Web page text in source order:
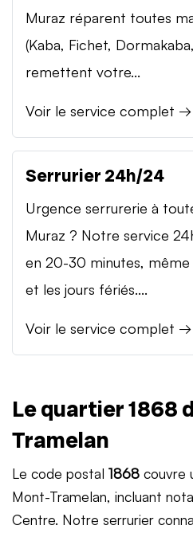
Muraz réparent toutes
(Kaba, Fichet,
remettent votre...
Voir le service complet →
Serrurier 24h/24
Urgence serrurerie à
Muraz ? Notre service
en 20-30 minutes, même
et les jours fériés....
Voir le service complet →
Le quartier 1868
Tramelan
Le code postal 1868 couvre
Mont-Tramelan, incluant
Centre. Notre serrurier